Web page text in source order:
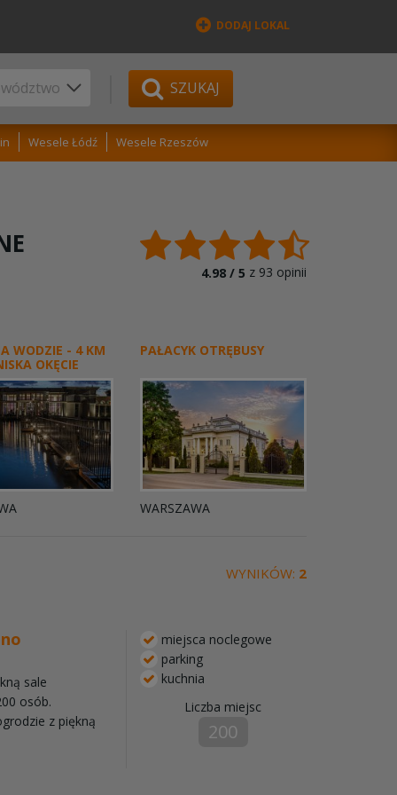
DODAJ LOKAL
SZUKAJ
Wesele Łódź Wesele Rzeszów
4.98 / 5 z 93 opinii
WODZIE - 4 KM
OKĘCIE
PAŁACYK OTRĘBUSY
WARSZAWA
WYNIKÓW: 2
sale
osób.
z piękną
miejsca noclegowe
parking
kuchnia
Liczba miejsc
200